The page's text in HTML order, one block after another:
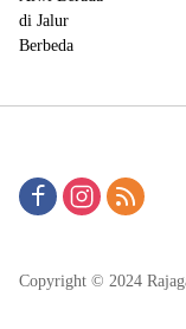
Copyright © 2024